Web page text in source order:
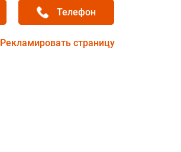
Телефон
Рекламировать страницу